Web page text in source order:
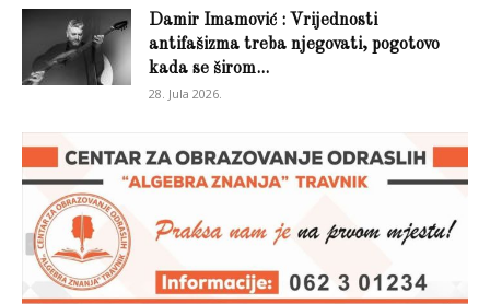
Damir Imamović : Vrijednosti
antifašizma treba njegovati, pogotovo
kada se širom...
28. Jula 2026.